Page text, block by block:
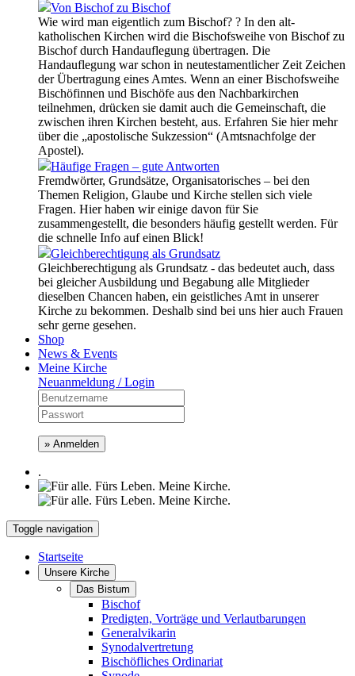
Von Bischof zu Bischof
Wie wird man eigentlich zum Bischof? ? In den alt-
katholischen Kirchen wird die Bischofsweihe von Bischof zu
Bischof durch Handauflegung übertragen. Die
Handauflegung war schon in neutestamentlicher Zeit Zeichen
der Übertragung eines Amtes. Wenn an einer Bischofsweihe
Bischöfinnen und Bischöfe aus den Nachbarkirchen
teilnehmen, drücken sie damit auch die Gemeinschaft, die
zwischen ihren Kirchen besteht, aus. Erfahren Sie hier mehr
über die „apostolische Sukzession“ (Amtsnachfolge der
Apostel).
Häufige Fragen – gute Antworten
Fremdwörter, Grundsätze, Organisatorisches – bei den
Themen Religion, Glaube und Kirche stellen sich viele
Fragen. Hier haben wir einige davon für Sie
zusammengestellt, die besonders häufig gestellt werden. Für
die schnelle Info auf einen Blick!
Gleichberechtigung als Grundsatz
Gleichberechtigung als Grundsatz - das bedeutet auch, dass
bei gleicher Ausbildung und Begabung alle Mitglieder
dieselben Chancen haben, ein geistliches Amt in unserer
Kirche zu bekommen. Deshalb sind bei uns hier auch Frauen
sehr gerne gesehen.
Shop
News & Events
Meine Kirche
Neuanmeldung / Login
» Anmelden
.
Toggle navigation
Startseite
Unsere Kirche
Das Bistum
Bischof
Predigten, Vorträge und Verlautbarungen
Generalvikarin
Synodalvertretung
Bischöfliches Ordinariat